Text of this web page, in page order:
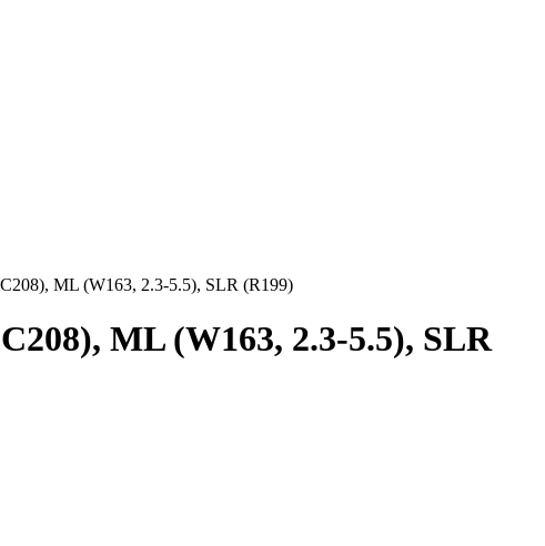
ML (W163, 2.3-5.5), SLR (R199)
ML (W163, 2.3-5.5), SLR